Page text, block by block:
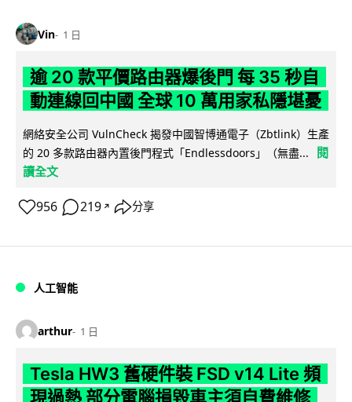
Vin 1 日
逾 20 款平價路由器爆後門 每 35 秒自
動連線回中國 全球 10 萬用家私隱堪憂
網絡安全公司 VulnCheck 揭發中國智博通電子（Zbtlink）生產
的 20 多款路由器內置後門程式「Endlessdoors」（無盡...
閱
讀全文
956 219 ↗ 分享
人工智能
arthur 1 日
Tesla HW3 舊硬件裝 FSD v14 Lite 頻
現過熱 部分電腦損毀車主須自費維修